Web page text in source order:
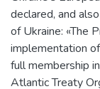
declared, and
of Ukraine: «The
implementation
full membership
Atlantic Treaty